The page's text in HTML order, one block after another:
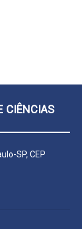
CIÊNCIAS
SP, CEP